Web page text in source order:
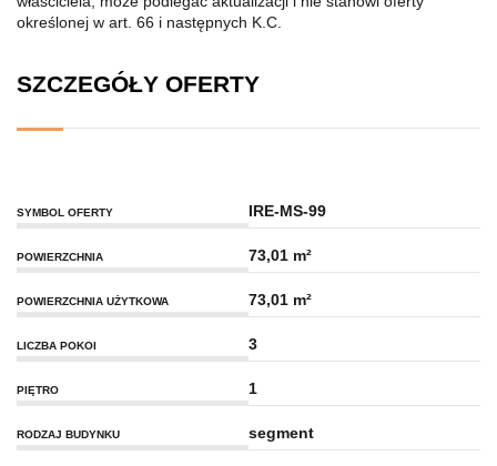
określonej w art. 66 i następnych K.C.
SZCZEGÓŁY OFERTY
SYMBOL OFERTY IRE-MS-99
POWIERZCHNIA 73,01 m²
POWIERZCHNIA UŻYTKOWA 73,01 m²
LICZBA POKOI 3
PIĘTRO 1
RODZAJ BUDYNKU segment